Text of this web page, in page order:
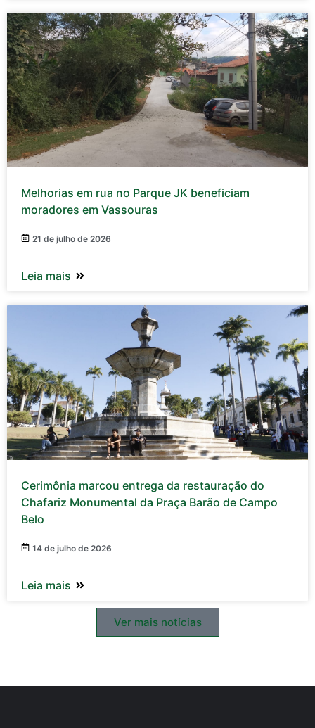
Melhorias em rua no Parque JK beneficiam
moradores em Vassouras
21 de julho de 2026
Leia mais
Cerimônia marcou entrega da restauração do
Chafariz Monumental da Praça Barão de Campo
Belo
14 de julho de 2026
Leia mais
Ver mais notícias